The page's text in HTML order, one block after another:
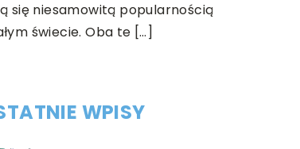
się niesamowitą popularnością
świecie. Oba te […]
WPISY